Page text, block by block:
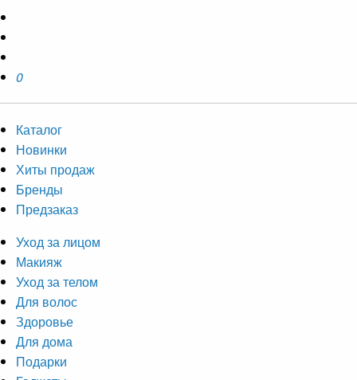
0
Каталог
Новинки
Хиты продаж
Бренды
Предзаказ
Уход за лицом
Макияж
Уход за телом
Для волос
Здоровье
Для дома
Подарки